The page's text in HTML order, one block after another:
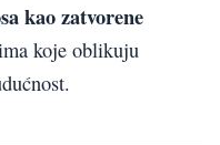
kao zatvorene
koje oblikuju